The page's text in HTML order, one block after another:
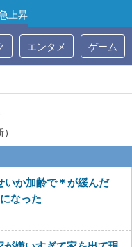
上昇
エンタメ ゲーム
いか加齢で＊が緩んだ
なった